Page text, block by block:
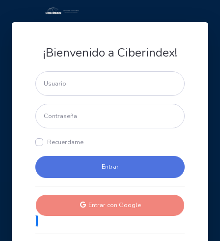
¡Bienvenido a Ciberindex!
Recuerdame
Entrar con Google